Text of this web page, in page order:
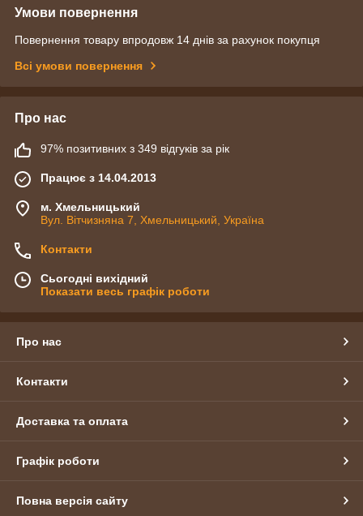
Умови повернення
Повернення товару впродовж 14 днів за рахунок покупця
Всі умови повернення
Про нас
97% позитивних з 349 відгуків за рік
Працює з 14.04.2013
м. Хмельницький
Вул. Вітчизняна 7, Хмельницький, Україна
Контакти
Сьогодні вихідний
Показати весь графік роботи
Про нас
Контакти
Доставка та оплата
Графік роботи
Повна версія сайту